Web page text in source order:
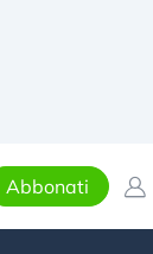
Abbonati